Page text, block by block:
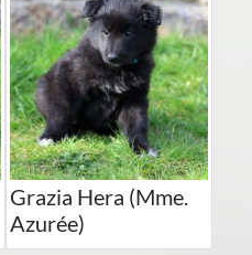
Grazia Hera (Mme.
Azurée)